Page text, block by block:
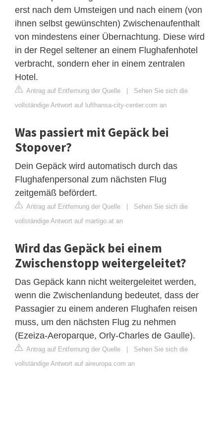
erst nach dem Umsteigen und nach einem (von
ihnen selbst gewünschten) Zwischenaufenthalt
von mindestens einer Übernachtung. Diese wird
in der Regel seltener an einem Flughafenhotel
verbracht, sondern eher in einem zentralen
Hotel.
Antrag auf Entfernung der Quelle | Sehen Sie sich die
vollständige Antwort auf lufthansa-city-center.com an
Was passiert mit Gepäck bei
Stopover?
Dein Gepäck wird automatisch durch das
Flughafenpersonal zum nächsten Flug
zeitgemäß befördert.
Antrag auf Entfernung der Quelle | Sehen Sie sich die
vollständige Antwort auf martigo.at an
Wird das Gepäck bei einem
Zwischenstopp weitergeleitet?
Das Gepäck kann nicht weitergeleitet werden,
wenn die Zwischenlandung bedeutet, dass der
Passagier zu einem anderen Flughafen reisen
muss, um den nächsten Flug zu nehmen
(Ezeiza-Aeroparque, Orly-Charles de Gaulle).
Antrag auf Entfernung der Quelle | Sehen Sie sich die
vollständige Antwort auf aireuropa.com an